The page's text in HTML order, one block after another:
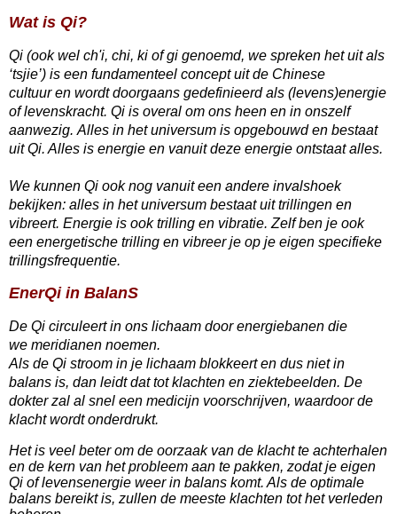
Wat is Qi?
Qi (ook wel ch'i, chi, ki of gi genoemd, we spreken het uit als
‘tsjie’) is een fundamenteel concept uit de Chinese
cultuur en wordt doorgaans gedefinieerd als (levens)energie
of levenskracht. Qi is overal om ons heen en in onszelf
aanwezig. Alles in het universum is opgebouwd en bestaat
uit Qi. Alles is energie en vanuit deze energie ontstaat alles.
We kunnen Qi ook nog vanuit een andere invalshoek
bekijken: alles in het universum bestaat uit trillingen en
vibreert. Energie is ook trilling en vibratie. Zelf ben je ook
een energetische trilling en vibreer je op je eigen specifieke
trillingsfrequentie.
EnerQi in BalanS
De Qi circuleert in ons lichaam door energiebanen die
we meridianen noemen.
Als de Qi stroom in je lichaam blokkeert en dus niet in
balans is, dan leidt dat tot klachten en ziektebeelden. De
dokter zal al snel een medicijn voorschrijven, waardoor de
klacht wordt onderdrukt.
Het is veel beter om de oorzaak van de klacht te achterhalen
en de kern van het probleem aan te pakken, zodat je eigen
Qi of levensenergie weer in balans komt. Als de optimale
balans bereikt is, zullen de meeste klachten tot het verleden